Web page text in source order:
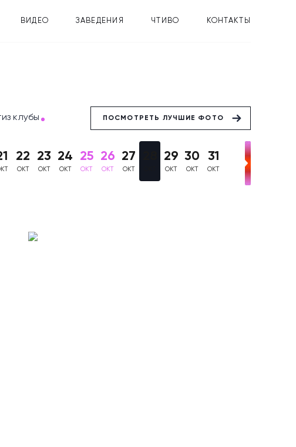
ВИДЕО ЗАВЕДЕНИЯ ЧТИВО КОНТАКТЫ
клубы ПОСМОТРЕТЬ ЛУЧШИЕ ФОТО
22
ОКТ
23
ОКТ
24
ОКТ
25
ОКТ
26
ОКТ
27
ОКТ
29
ОКТ
30
ОКТ
31
ОКТ